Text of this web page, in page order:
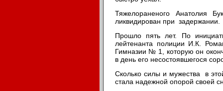
Тяжелораненого Анатолия
ликвидирован при задержании.
Прошло пять лет. По
лейтенанта полиции И.К.
Гимназии № 1, которую он
в день его несостоявшегося
Сколько силы и мужества в
стала надежной опорой своей